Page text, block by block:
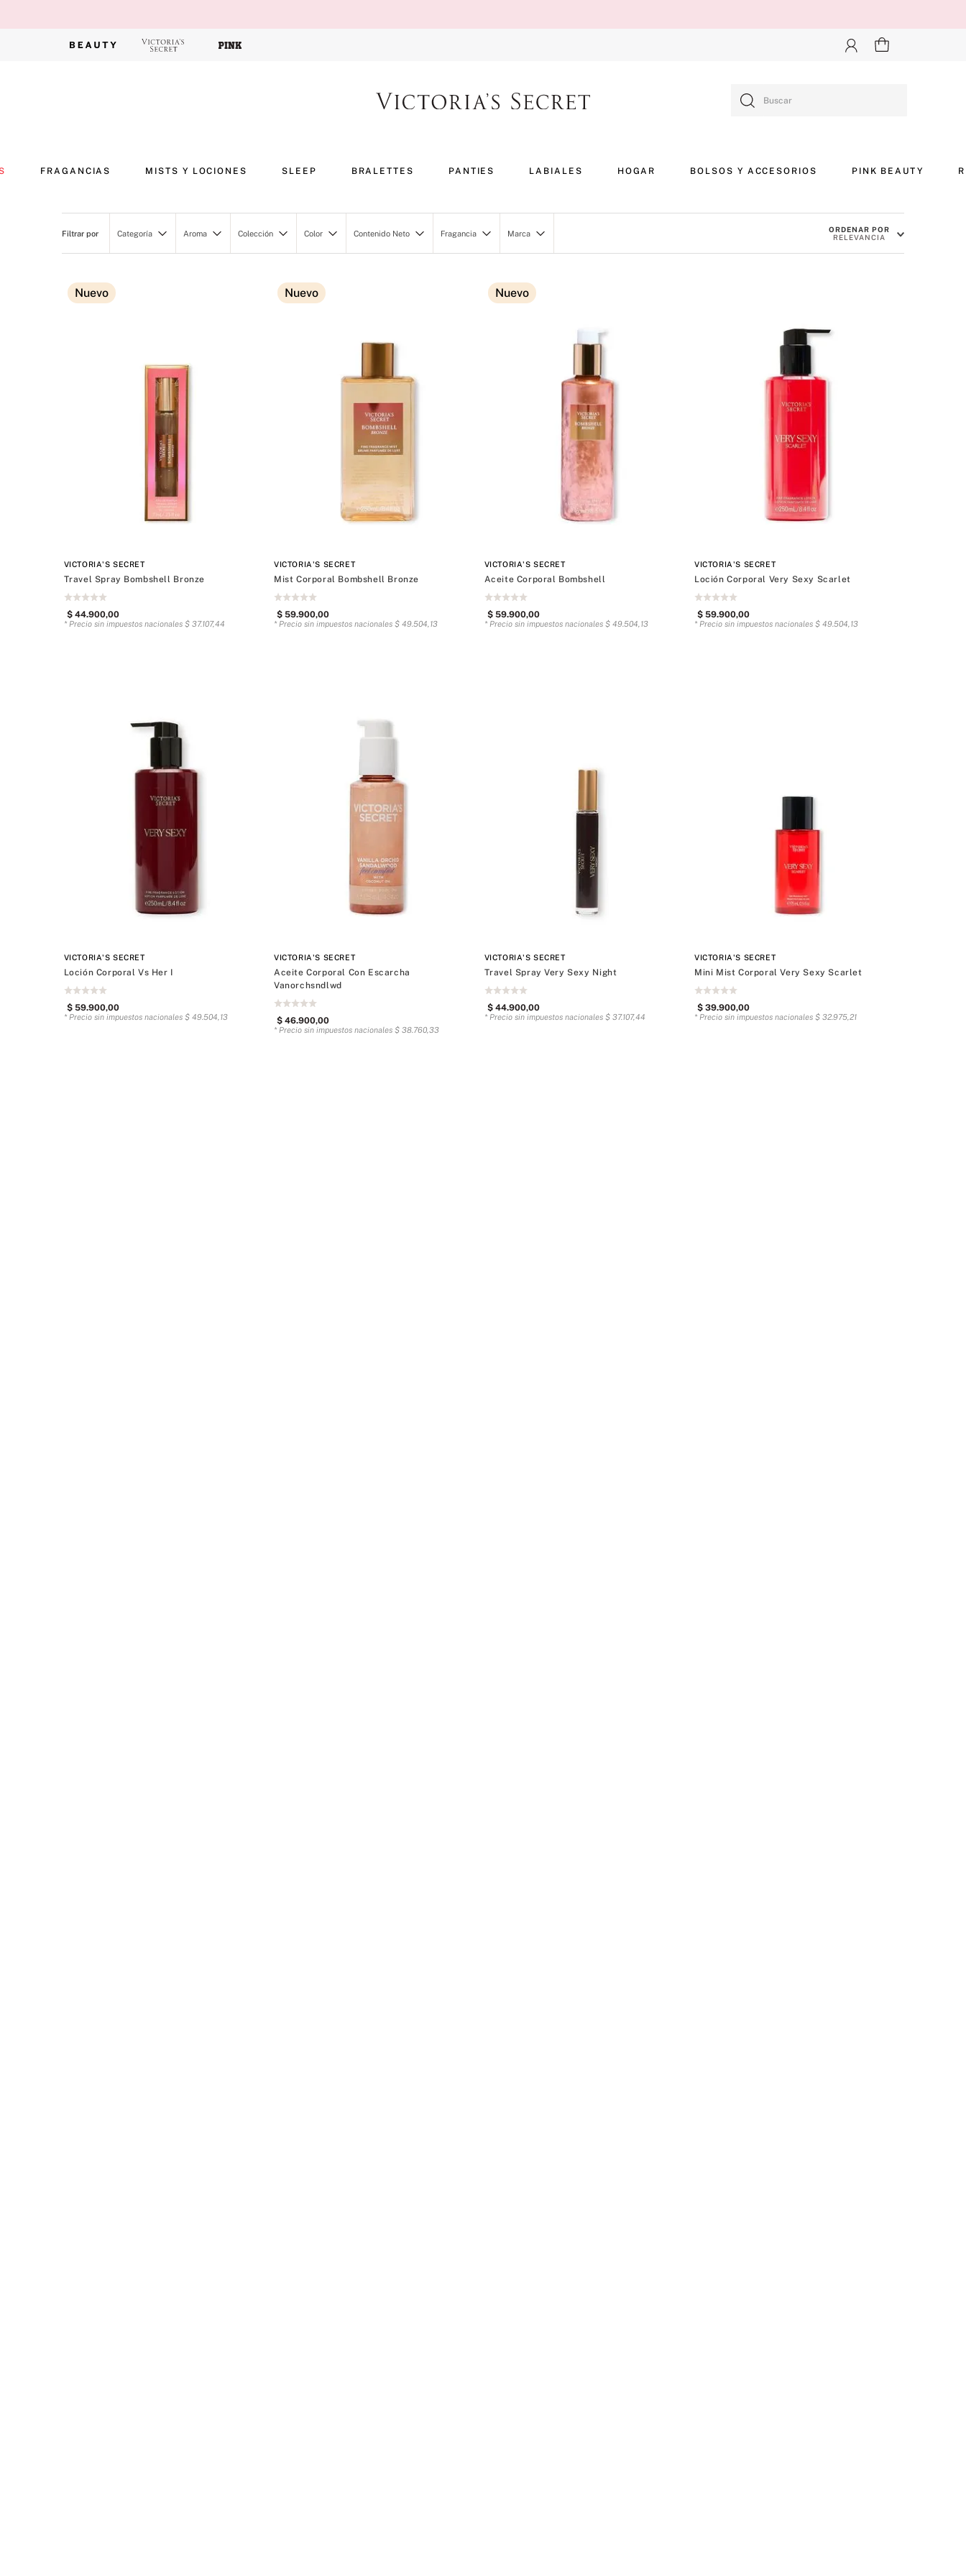
FRAGANCIAS MISTS Y LOCIONES SLEEP BRALETTES PANTIES LABIALES HOGAR BOLSOS Y ACCESORIOS PINK BEAUTY
Categoría
Sets de regalo
Aroma Colección
ACCESSORIES
BEAUTY
Color Contenido Neto Fragancia
Bombshell Intense
Bombshell Passion
Marca
ORDENAR POR
RELEVANCIA
Nuevo
VICTORIA'S SECRET
Travel Spray Bombshell Bronze
$ 44.900,00
* Precio sin impuestos nacionales $ 37.107,44
Nuevo
VICTORIA'S SECRET
Mist Corporal Bombshell Bronze
$ 59.900,00
* Precio sin impuestos nacionales $ 49.504,13
Nuevo
VICTORIA'S SECRET
Aceite Corporal Bombshell
$ 59.900,00
* Precio sin impuestos nacionales $ 49.504,13
VICTORIA'S SECRET
Loción Corporal Very Sexy Scarlet
$ 59.900,00
* Precio sin impuestos nacionales $ 49.504,13
VICTORIA'S SECRET
Loción Corporal Vs Her I
$ 59.900,00
* Precio sin impuestos nacionales $ 49.504,13
VICTORIA'S SECRET
Aceite Corporal Con Escarcha
Vanorchsndlwd
$ 46.900,00
* Precio sin impuestos nacionales $ 38.760,33
VICTORIA'S SECRET
Travel Spray Very Sexy Night
$ 44.900,00
* Precio sin impuestos nacionales $ 37.107,44
VICTORIA'S SECRET
Mini Mist Corporal Very Sexy Scarlet
$ 39.900,00
* Precio sin impuestos nacionales $ 32.975,21